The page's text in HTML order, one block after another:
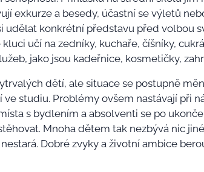
exkurze a besedy, účastní se výletů
udělat konkrétní představu před volbou
učí na zedníky, kuchaře, číšníky,
jako jsou kadeřnice, kosmetičky,
dětí, ale situace se postupně
studiu. Problémy ovšem nastávají při
s bydlením a absolventi se po
Mnoha dětem tak nezbývá nic
Dobré zvyky a životní ambice